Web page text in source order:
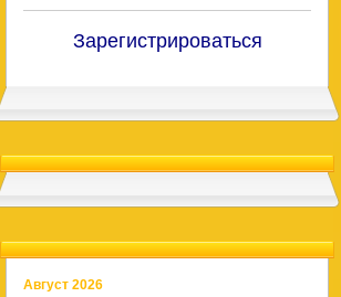
Зарегистрироваться
Август 2026